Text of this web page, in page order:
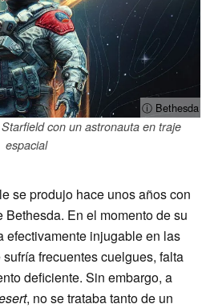
ⓘ Bethesda
con un astronauta en traje
espacial
se produjo hace unos años con
Bethesda. En el momento de su
efectivamente injugable en las
frecuentes cuelgues, falta
deficiente. Sin embargo, a
, no se trataba tanto de un